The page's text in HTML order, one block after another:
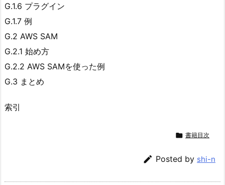
G.1.6 プラグイン
G.1.7 例
G.2 AWS SAM
G.2.1 始め方
G.2.2 AWS SAMを使った例
G.3 まとめ
索引
 書籍目次
 Posted by shi-n